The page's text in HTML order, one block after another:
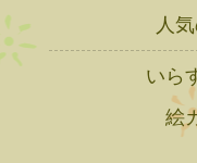
人
いら
絵